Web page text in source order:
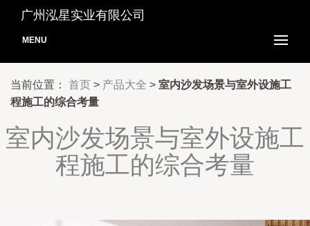
广州泓星实业有限公司
MENU
当前位置： 首页 > 产品大全 > 室内沙发场景与室外设施工
程施工的综合考量
室内沙发场景与室外设施工
程施工的综合考量